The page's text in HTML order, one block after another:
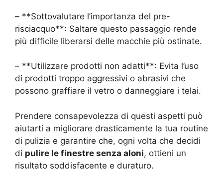
– **Sottovalutare l’importanza del pre-
risciacquo**: Saltare questo passaggio rende
più difficile liberarsi delle macchie più ostinate.
– **Utilizzare prodotti non adatti**: Evita l’uso
di prodotti troppo aggressivi o abrasivi che
possono graffiare il vetro o danneggiare i telai.
Prendere consapevolezza di questi aspetti può
aiutarti a migliorare drasticamente la tua routine
di pulizia e garantire che, ogni volta che decidi
di pulire le finestre senza aloni, ottieni un
risultato soddisfacente e duraturo.